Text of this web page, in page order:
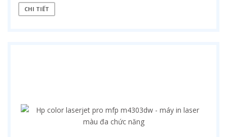
CHI TIẾT